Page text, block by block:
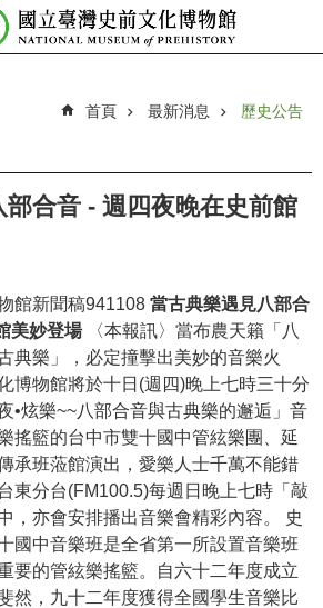
首頁 最新消息 歷史公告
合音 - 週四夜晚在史前館
館新聞稿941108 當古典樂遇見八部合
美妙登場〈本報訊〉當布農天籟「八
典樂」，必定撞擊出美妙的音樂火
博物館將於十日(週四)晚上七時三十分
•炫樂~~八部合音與古典樂的邂逅」音
搖籃的台中市雙十國中管絃樂團、延
承班蒞館演出，愛樂人士千萬不能錯
東分台(FM100.5)每週日晚上七時「敲
，亦會安排播出音樂會精彩內容。 史
國中音樂班是全省第一所設置音樂班
要的管絃樂搖籃。自六十二年度成立
然，九十二年度獲得全國學生音樂比